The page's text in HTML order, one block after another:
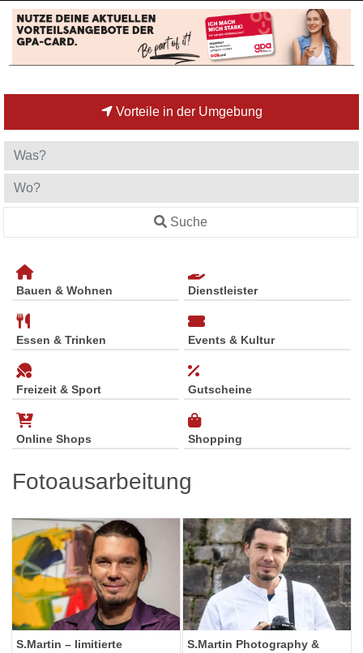
Vorteile in der Umgebung
Suche
Bauen & Wohnen Dienstleister
Essen & Trinken Events & Kultur
Freizeit & Sport Gutscheine
Online Shops Shopping
Fotoausarbeitung
S.Martin – limitierte
S.Martin Photography &